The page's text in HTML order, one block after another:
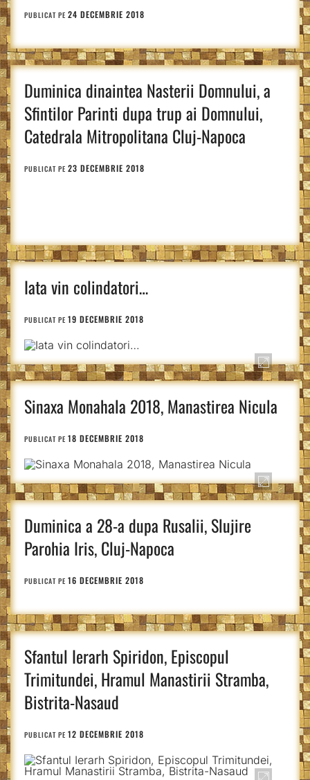
PUBLICAT PE 24 DECEMBRIE 2018
Duminica dinaintea Nasterii Domnului, a
Sfintilor Parinti dupa trup ai Domnului,
Catedrala Mitropolitana Cluj-Napoca
PUBLICAT PE 23 DECEMBRIE 2018
Iata vin colindatori…
PUBLICAT PE 19 DECEMBRIE 2018
Sinaxa Monahala 2018, Manastirea Nicula
PUBLICAT PE 18 DECEMBRIE 2018
Duminica a 28-a dupa Rusalii, Slujire
Parohia Iris, Cluj-Napoca
PUBLICAT PE 16 DECEMBRIE 2018
Sfantul Ierarh Spiridon, Episcopul
Trimitundei, Hramul Manastirii Stramba,
Bistrita-Nasaud
PUBLICAT PE 12 DECEMBRIE 2018